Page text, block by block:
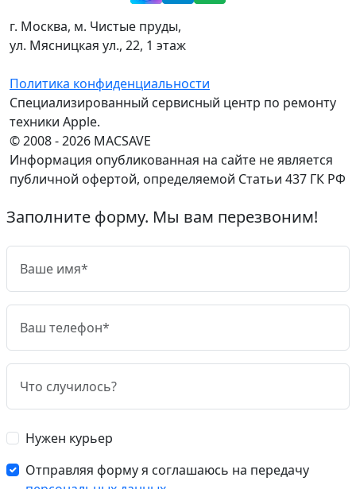
г. Москва, м. Чистые пруды,
ул. Мясницкая ул., 22, 1 этаж
Политика конфиденциальности
Специализированный сервисный центр по ремонту
техники Apple.
© 2008 - 2026 MACSAVE
Информация опубликованная на сайте не является
публичной офертой, определяемой Статьи 437 ГК РФ
Заполните форму. Мы вам перезвоним!
Нужен курьер
Отправляя форму я соглашаюсь на передачу